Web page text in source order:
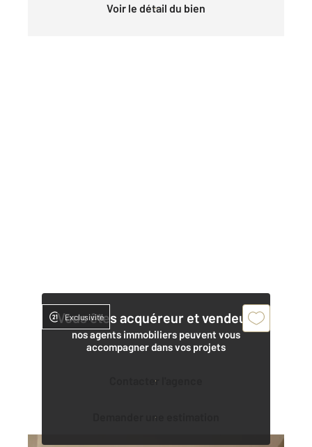
Voir le détail du bien
Vous êtes acquéreur et vendeur,
nos agents immobiliers peuvent vous
accompagner dans vos projets
Contacter l'agence
Demander une estimation
Exclusivité